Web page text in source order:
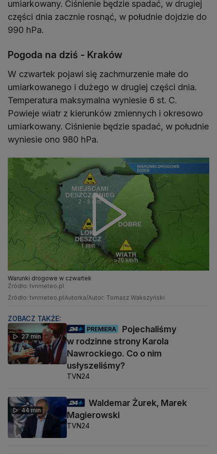
umiarkowany. Ciśnienie będzie spadać, w drugiej
części dnia zacznie rosnąć, w południe dojdzie do
990 hPa.
Pogoda na dziś - Kraków
W czwartek pojawi się zachmurzenie małe do
umiarkowanego i dużego w drugiej części dnia.
Temperatura maksymalna wyniesie 6 st. C.
Powieje wiatr z kierunków zmiennych i okresowo
umiarkowany. Ciśnienie będzie spadać, w południe
wyniesie ono 980 hPa.
Warunki drogowe w czwartek
Źródło: tvnmeteo.pl
Źródło: tvnmeteo.plAutorka/Autor: Tomasz Wakszyński
ZOBACZ TAKŻE:
27 min
PREMIERA
Pojechaliśmy
w rodzinne strony Karola
Nawrockiego. Co o nim
usłyszeliśmy?
TVN24
44 min
Waldemar Żurek, Marek
Magierowski
TVN24